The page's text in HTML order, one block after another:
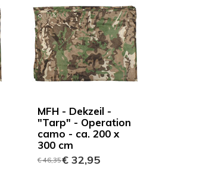
MFH - Dekzeil -
"Tarp" - Operation
camo - ca. 200 x
300 cm
€ 46,35€ 32,95